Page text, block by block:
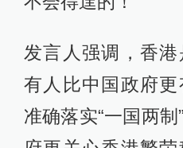
发言人强调，香
有人比中国政府
准确落实“一国两